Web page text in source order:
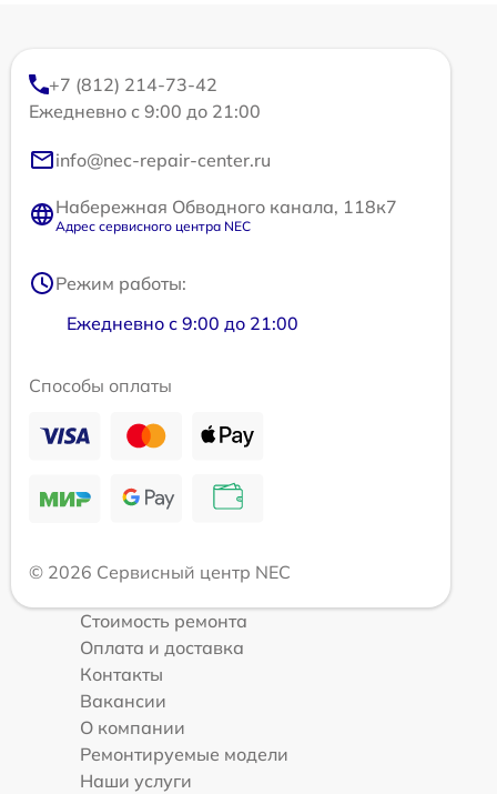
+7 (812) 214-73-42
Ежедневно с 9:00 до 21:00
info@nec-repair-center.ru
Набережная Обводного канала, 118к7
Адрес сервисного центра NEC
Режим работы:
Ежедневно с 9:00 до 21:00
Способы оплаты
© 2026 Сервисный центр NEC
Стоимость ремонта
Оплата и доставка
Контакты
Вакансии
О компании
Ремонтируемые модели
Наши услуги